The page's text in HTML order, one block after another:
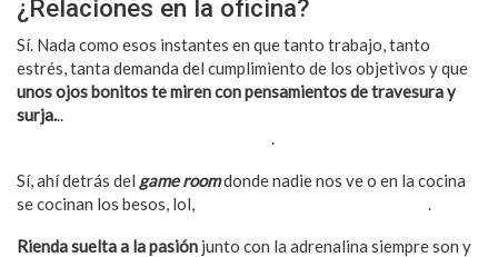
¿Relaciones en la oficina?
Sí. Nada como esos instantes en que tanto trabajo, tanto
estrés, tanta demanda del cumplimiento de los objetivos y que
unos ojos bonitos te miren con pensamientos de travesura y
surja...
.
Sí, ahí detrás del game roomdonde nadie nos ve o en la cocina
se cocinan los besos, lol,
.
Rienda suelta a la pasión junto con la adrenalina siempre son y